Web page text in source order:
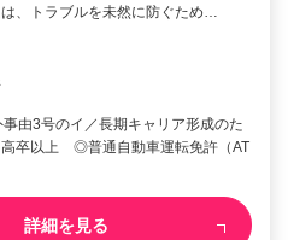
、トラブルを未然に防ぐため…
由3号のイ／長期キャリア形成のた
高卒以上 ◎普通自動車運転免許（AT
詳細を見る